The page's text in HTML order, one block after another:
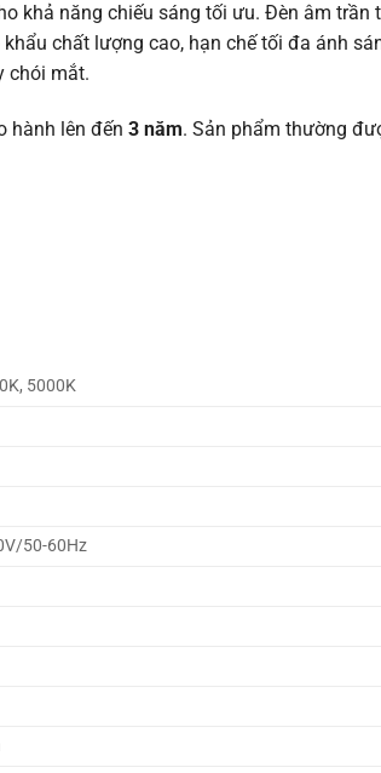
khả năng chiếu sáng tối ưu. Đèn âm trần
chất lượng cao, hạn chế tối đa ánh
chói mắt.
hành lên đến3 năm. Sản phẩm thường
5000K
50-60Hz